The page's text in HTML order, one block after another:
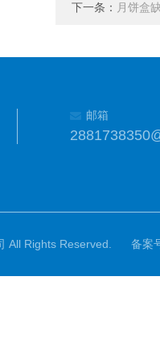
下一条： 月饼盒
邮箱
All Rights Reserved. 备案